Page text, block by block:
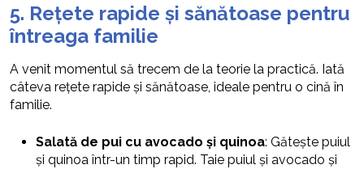
5. Rețete rapide și sănătoase pentru
întreaga familie
A venit momentul să trecem de la teorie la practică. Iată
câteva rețete rapide și sănătoase, ideale pentru o cină în
familie.
Salată de pui cu avocado și quinoa: Gătește puiul
și quinoa într-un timp rapid. Taie puiul și avocado și